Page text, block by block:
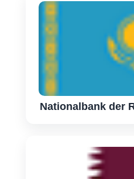
Nationalbank der